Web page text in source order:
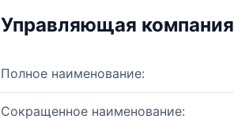
Управляющая компания
Полное наименование:
Сокращенное наименование: